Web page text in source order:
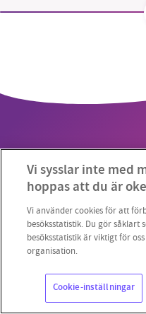
nyhetsbevakning
vill
Stötta vårt arbete
Läs
Vi sysslar inte med
hoppas att du är
Vi använder cookies för att
besöksstatistik. Du gör såklart
besöksstatistik är viktigt för
organisation.
Cookie-inställningar